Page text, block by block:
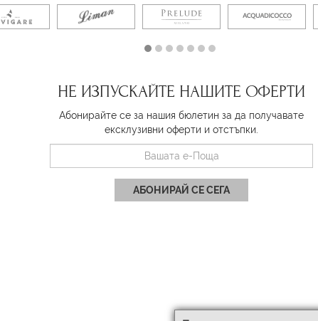
НЕ ИЗПУСКАЙТЕ НАШИТЕ ОФЕРТИ
Абонирайте се за нашия бюлетин за да получавате
ексклузивни оферти и отстъпки.
АБОНИРАЙ СЕ СЕГА